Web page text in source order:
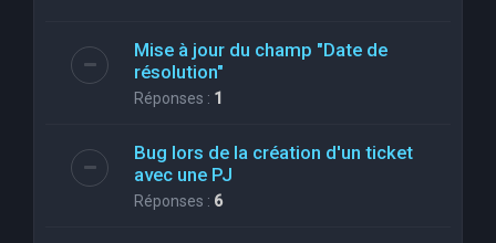
Mise à jour du champ "Date de
résolution"
Réponses : 1
Bug lors de la création d'un ticket
avec une PJ
Réponses : 6